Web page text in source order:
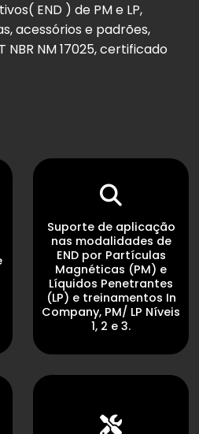
END ) de PM e LP,
acessórios e padrões,
NM 17025, certificado
Suporte de aplicação
nas modalidades de
END por Partículas
Magnéticas (PM) e
Líquidos Penetrantes
(LP) e treinamentos In
Company, PM/ LP Níveis
1, 2 e 3.